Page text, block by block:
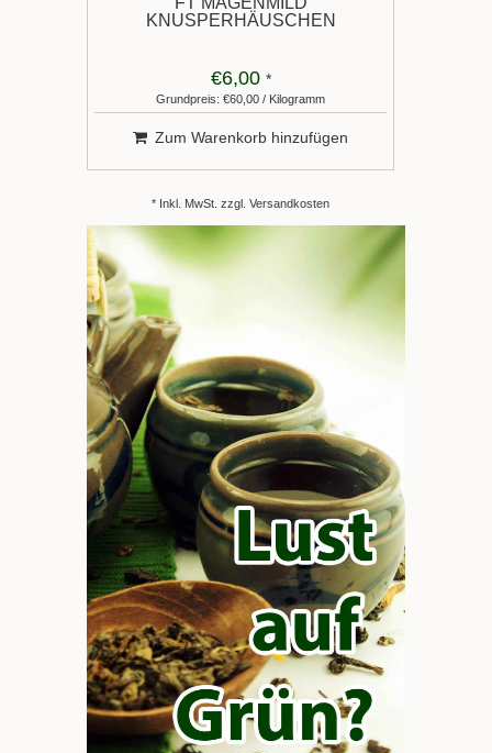
KNUSPERHÄUSCHEN
€6,00 *
Grundpreis: €60,00 / Kilogramm
Zum Warenkorb hinzufügen
* Inkl. MwSt. zzgl. Versandkosten